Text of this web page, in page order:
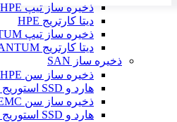
ذخیره ساز تیپ HPE
دیتا کارتریج HPE
ذخیره ساز تیپ QUANTUM
دیتا کارتریج QUANTUM
ذخیره ساز SAN
ذخیره ساز سن HPE
هارد و SSD استوریج HPE
ذخیره ساز سن DELL EMC
هارد و SSD استوریج DELL EMC